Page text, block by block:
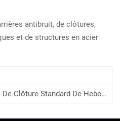
antibruit, de clôtures,
et de structures en acier
S’exporte À L’international, Soutenant La Sécurité Efficace À L’étranger